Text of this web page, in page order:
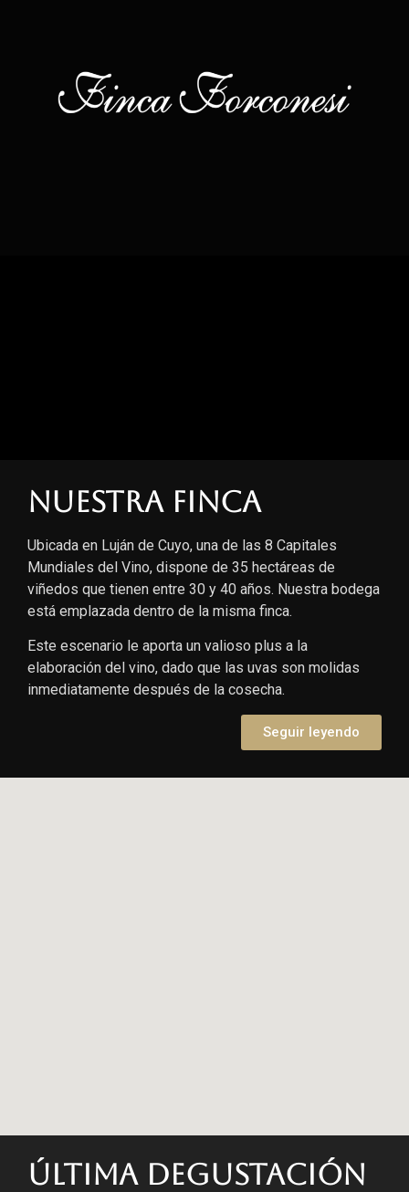
Nuestra finca
Ubicada en Luján de Cuyo, una de las 8 Capitales
Mundiales del Vino, dispone de 35 hectáreas de
viñedos que tienen entre 30 y 40 años. Nuestra bodega
está emplazada dentro de la misma finca.
Este escenario le aporta un valioso plus a la
elaboración del vino, dado que las uvas son molidas
inmediatamente después de la cosecha.
Seguir leyendo
Última degustación